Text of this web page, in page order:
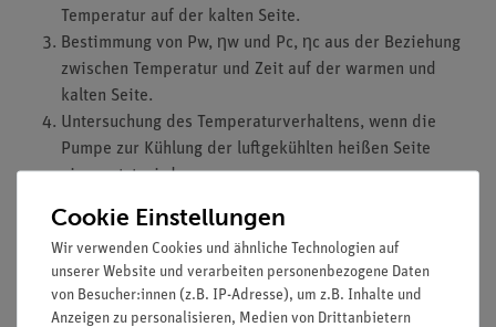
Temperatur auf der kalten Seite.
Bestimmung von Pw, ηw und Pc, ηc aus der Beziehung
zwischen Temperatur und Zeit auf der warmen und
kalten Seite.
Untersuchung des Temperaturverhaltens, wenn die
Pumpe zur Kühlung der luftgekühlten heißen Seite
eingesetzt wird.
Lernziele
Wärmerohr
Thermoelektrische e. m. f.
Cookie Einstellungen
Wir verwenden Cookies und ähnliche Technologien auf
unserer Website und verarbeiten personenbezogene Daten
von Besucher:innen (z.B. IP-Adresse), um z.B. Inhalte und
Anzeigen zu personalisieren, Medien von Drittanbietern